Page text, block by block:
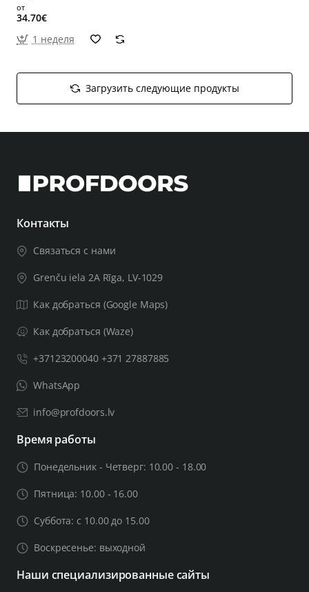
от
34.70€
1 неделя
Загрузить следующие продукты
Контакты
Связаться с нами
Grenču iela 2A Rīga, LV-1029
Как добраться (Google Maps)
Как добраться (Waze)
+37123200040 +371 27887885
WhatsApp
info@profdoors.lv
Время работы
Понедельник - Четверг: 10.00 - 18.00
Пятница: 10.00 - 16.00
Суббота: с 10.00 до 15.00
Воскресенье: выходной
Наши специализированные сайты